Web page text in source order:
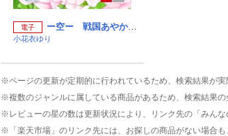
電子 ー空ー 戦国あやかし恋華【文春e-Books】 （文春e-Books）
小花衣ゆり
※ページの更新が定期的に行われているため、検索結果が
※複数のジャンルに属している商品があるため、検索結果
※レビューの星の数は更新状況により、リンク先の「みん
※「楽天市場」のリンク先には、お探しの商品がない場合